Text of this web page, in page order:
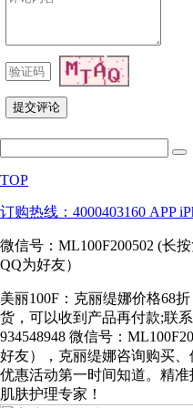
TOP
订购热线：4000403160 APP
微信号：ML100F200502 (长
QQ为好友）
美丽100F：克丽缇娜价格68
货，可以收到产品再付款;联系
934548948 微信号：
好友），克丽缇娜咨询购买、
优惠活动第一时间知道。精
肌肤护理专家！